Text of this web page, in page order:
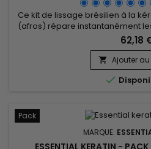
Ce kit de lissage brésilien à la
(afros) répare instantanément
hydrate en profondeur les
contre la casse. Essential
cheveux crépus lisse jusqu’à
crépus, élimine les frisottis et
62,18
 Ajouter

Pack
MARQUE:
ESSENTIAL KERATIN -